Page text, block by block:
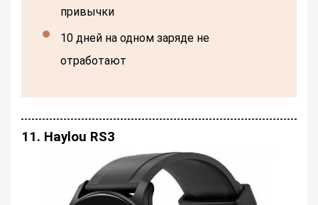
привычки
10 дней на одном заряде не
отработают
11. Haylou RS3